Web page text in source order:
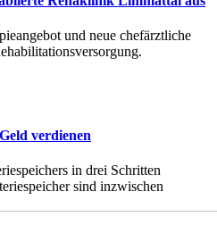
und neue chefärztliche
verdienen
in drei Schritten
sind inzwischen